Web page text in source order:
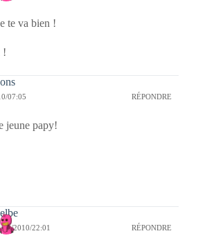
te va bien !
!
07:05 RÉPONDRE
jeune papy!
04/2010/22:01 RÉPONDRE